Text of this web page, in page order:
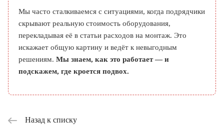
Мы часто сталкиваемся с ситуациями, когда подрядчики
скрывают реальную стоимость оборудования,
перекладывая её в статьи расходов на монтаж. Это
искажает общую картину и ведёт к невыгодным
решениям. Мы знаем, как это работает — и
подскажем, где кроется подвох.
Назад к списку